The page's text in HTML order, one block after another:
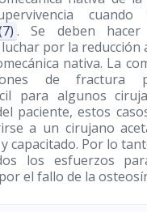
cuando
. Se deben
por la reducción
nativa. La
de fractura
para algunos
paciente, estos
a un cirujano
capacitado. Por lo
los esfuerzos
el fallo de la